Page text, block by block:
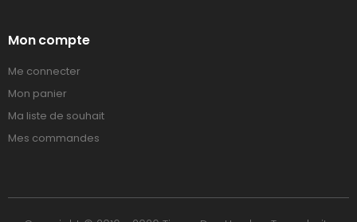
Mon compte
Me connecter
Mon panier
Ma liste de souhait
Mes commandes